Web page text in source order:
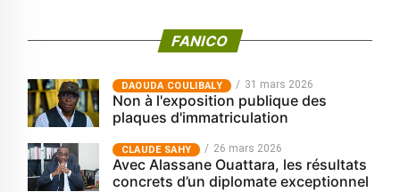
FANICO
‎DAOUDA COULIBALY 31 mars 2026
Non à l'exposition publique des
plaques d'immatriculation
CLAUDE SAHY 26 mars 2026
Avec Alassane Ouattara, les résultats
concrets d’un diplomate exceptionnel